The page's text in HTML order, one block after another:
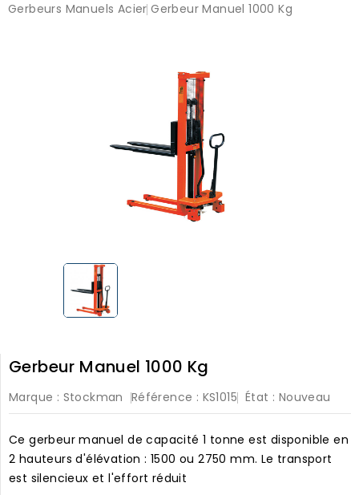
Gerbeurs Manuels Acier Gerbeur Manuel 1000 Kg
Gerbeur Manuel 1000 Kg
Marque : Stockman Référence : KS1015 État : Nouveau
Ce gerbeur manuel de capacité 1 tonne est disponible en
2 hauteurs d'élévation : 1500 ou 2750 mm. Le transport
est silencieux et l'effort réduit